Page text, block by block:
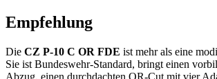
Empfehlung
Die CZ P-10 C OR FDE ist mehr als eine
Sie ist Bundeswehr-Standard, bringt einen